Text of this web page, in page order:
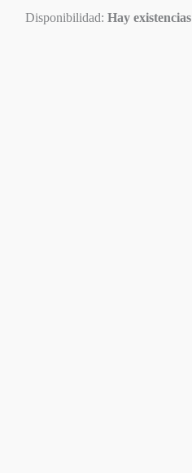
Disponibilidad: Hay existencias